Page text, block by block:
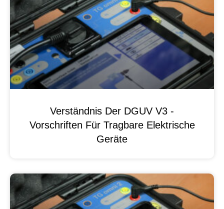
Verständnis Der DGUV V3 -
Vorschriften Für Tragbare Elektrische
Geräte